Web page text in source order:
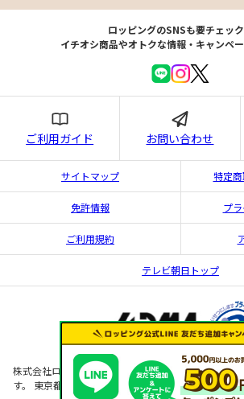
ロッピングのSNSも要チェック
イチオシ商品やオトクな情報・キャンペー
ご利用ガイド お問い合わせ
サイトマップ 特定
免許情報 プ
ご利用規約
テレビ朝日トップ
株式会社ロッピングライフは 古物営業法に基づく古
す。 東京都公安委員会許可 第302222507991号